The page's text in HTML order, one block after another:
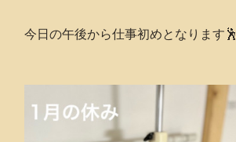
今日の午後から仕事初めとなります🕺